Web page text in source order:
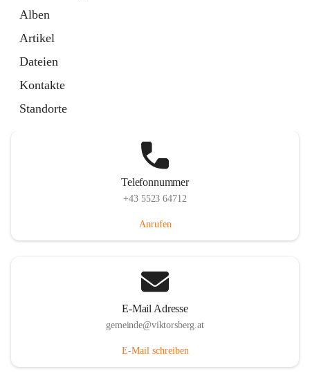
Alben
Artikel
Dateien
Kontakte
Standorte
Telefonnummer
+43 5523 64712
Anrufen
E-Mail Adresse
gemeinde@viktorsberg.at
E-Mail schreiben